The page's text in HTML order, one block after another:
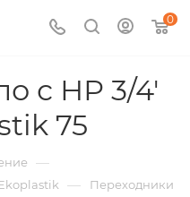
0
с НР 3/4'
75
—
— Переходники